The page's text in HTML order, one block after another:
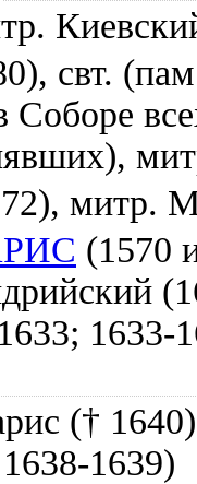
свт.
Соборе
митр.
(1570
1633-
(†
1639)